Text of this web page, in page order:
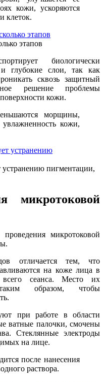
кожи, ускоряются
клеток.
этапов
биологически
глубокие слои, так как
сквозь защитный
решение проблемы
кожи.
морщины,
кожи,
устранению пигментации,
микротоковой
микротоковой
отличается тем, что
на коже лица в
сеанса. Место их
образом, чтобы
при работе в области
ватные палочки, смочены
Стеклянные электроды
на лице.
после нанесения
раствора.